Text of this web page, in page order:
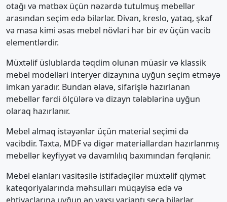
otağı və mətbəx üçün nəzərdə tutulmuş mebellər
arasından seçim edə bilərlər. Divan, kreslo, yataq, şkaf
və masa kimi əsas mebel növləri hər bir ev üçün vacib
elementlərdir.
Müxtəlif üslublarda təqdim olunan müasir və klassik
mebel modelləri interyer dizaynına uyğun seçim etməyə
imkan yaradır. Bundan əlavə, sifarişlə hazırlanan
mebellər fərdi ölçülərə və dizayn tələblərinə uyğun
olaraq hazırlanır.
Mebel almaq istəyənlər üçün material seçimi də
vacibdir. Taxta, MDF və digər materiallardan hazırlanmış
mebellər keyfiyyət və davamlılıq baxımından fərqlənir.
Mebel elanları vasitəsilə istifadəçilər müxtəlif qiymət
kateqoriyalarında məhsulları müqayisə edə və